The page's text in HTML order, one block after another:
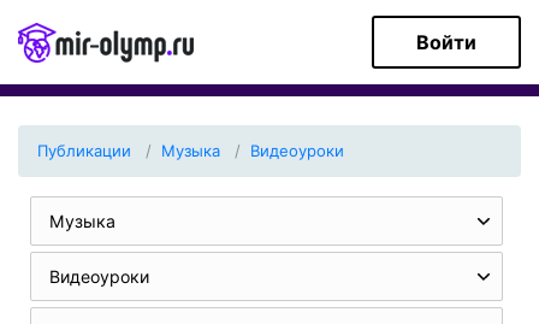
Войти
Публикации Музыка Видеоуроки
Музыка
Видеоуроки